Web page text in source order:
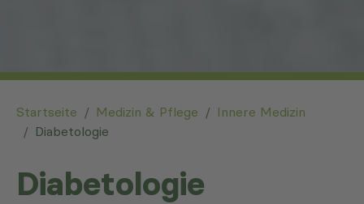
Startseite Medizin & Pflege
Innere Medizin
Diabetologie
Diabetologie